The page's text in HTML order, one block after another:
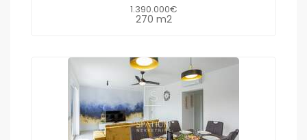
1.390.000€
270 m2